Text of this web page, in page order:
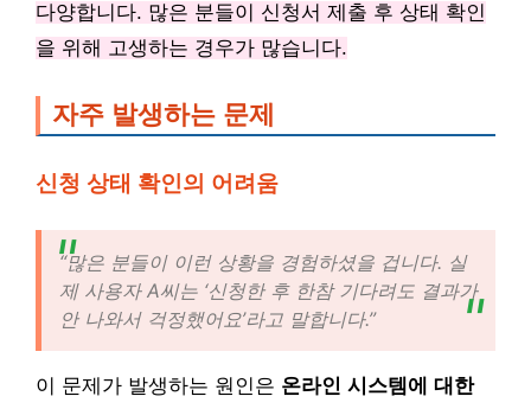
다양합니다. 많은 분들이 신청서 제출 후 상태 확인
을 위해 고생하는 경우가 많습니다.
자주 발생하는 문제
신청 상태 확인의 어려움
“많은 분들이 이런 상황을 경험하셨을 겁니다. 실
제 사용자 A씨는 ‘신청한 후 한참 기다려도 결과가
안 나와서 걱정했어요’라고 말합니다.”
이 문제가 발생하는 원인은 온라인 시스템에 대한